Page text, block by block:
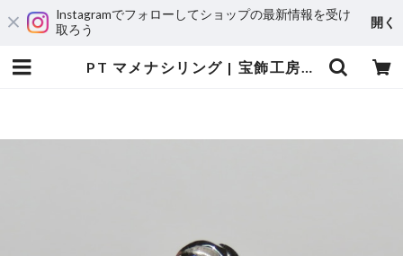
Instagramでフォローしてショップの最新情報を受け
取ろう
開く
PT マメナシリング | 宝飾工房 Ｋ’ｓ ＣＲＡＦＴ